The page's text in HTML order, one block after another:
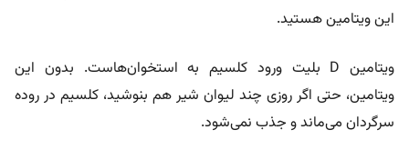
این ویتامین هستید.
ویتامین D بلیت ورود کلسیم به استخوان‌هاست. بدون این
ویتامین، حتی اگر روزی چند لیوان شیر هم بنوشید، کلسیم در روده
سرگردان می‌ماند و جذب نمی‌شود.